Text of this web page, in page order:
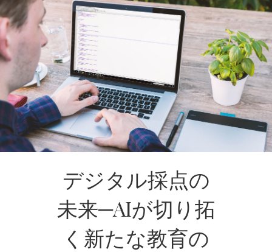
デジタル採点の
未来─AIが切り拓
く新たな教育の